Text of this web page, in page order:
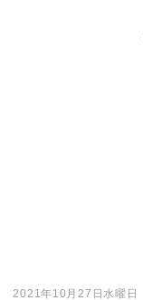
2021年10月27日水曜日